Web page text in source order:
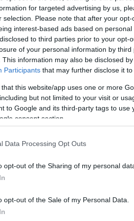
for targeted advertising by us,
selection. Please note that after your
interest-based ads based on
to third parties prior to your opt-
of your personal information by third
This information may also be disclosed
Participants that may further disclose it
that this website/app uses one or more
but not limited to your visit or
to Google and its third-party tags to
consent section.
Data Processing Opt Outs
opt-out of the Sharing of my personal
opt-out of the Sale of my Personal Data.
δείξαμε ήταν ένα άρτιο
μίλησε επίσης για τη
τα οποία όμως δεν
κάποια τραγούδια που
υπάρχουν τραγούδια που
νομίζω.